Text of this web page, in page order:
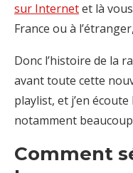
sur Internetet là
France ou à
Donc l’histoire de la
avant toute cette
playlist, et j’en
notamment
Comment